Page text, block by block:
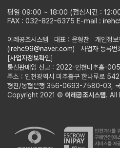
평일 09:00 ~ 18:00 (점심시간 :
FAX : 032-822-6375 E-mail :
이레공조시스템 대표 : 윤형찬 개인정보
(irehc99@naver.com) 사업자 등록
[사업자정보확인]
통신판매업 신고 : 2022-인천미추홀-
주소 : 인천광역시 미추홀구 한나루로
형찬/농협은행 356-0693-7580-03,
Copyright 2021 © 이레공조시스템. All